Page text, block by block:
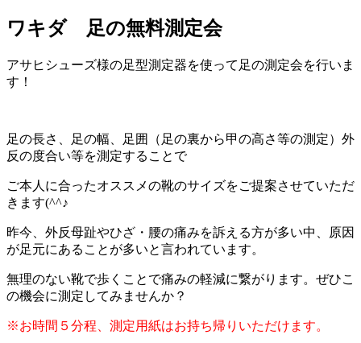
ワキダ 足の無料測定会
アサヒシューズ様の足型測定器を使って足の測定会を行いま
す！
足の長さ、足の幅、足囲（足の裏から甲の高さ等の測定）外
反の度合い等を測定することで
ご本人に合ったオススメの靴のサイズをご提案させていただ
きます(^^♪
昨今、外反母趾やひざ・腰の痛みを訴える方が多い中、原因
が足元にあることが多いと言われています。
無理のない靴で歩くことで痛みの軽減に繋がります。ぜひこ
の機会に測定してみませんか？
※お時間５分程、測定用紙はお持ち帰りいただけます。